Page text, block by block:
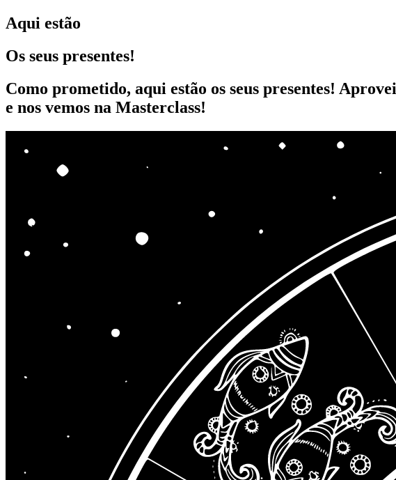
Aqui estão
Os seus presentes!
Como prometido, aqui estão os seus presentes!
e nos vemos na Masterclass!